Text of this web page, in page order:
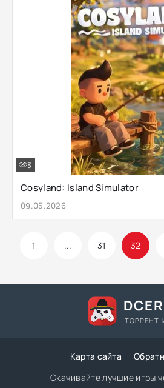
Cosyland: Island Simulator
09.05.2026
3
1 ... 31 32
DCER
ТОРРЕНТ-
Карта сайта
Скачивайте лучшие игры